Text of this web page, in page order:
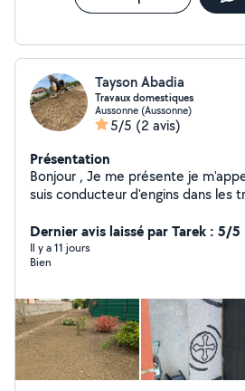
Tayson Abadia
Travaux domestiques
Aussonne (Aussonne)
5/5 (2 avis)
Présentation
Bonjour , Je me présente je
suis conducteur d'engins dans les
paysagiste mais aussi des travaux
Dernier avis laissé par Tarek : 5/5
Il y a 11 jours
Bien